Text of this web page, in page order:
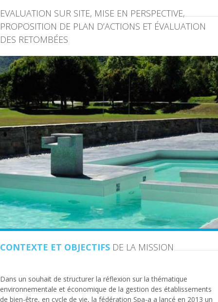
EVALUATION SUR SITE, MISE EN PERSPECTIVE,
PROPOSITION DE PLAN D’ACTIONS ET ÉVALUATION
DES RETOMBÉES
CONTEXTE ET OBJECTIFS DE LA MISSION
Dans un souhait de structurer la réflexion sur la thématique
environnementale et économique de la gestion des établissements
de bien-être, en cycle de vie, la fédération Spa-a a lancé en 2013 un